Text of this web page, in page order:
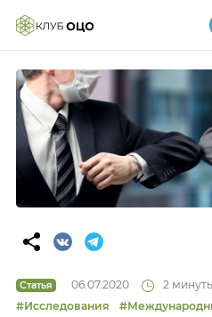
Статья 06.07.2020
2
#Исследования